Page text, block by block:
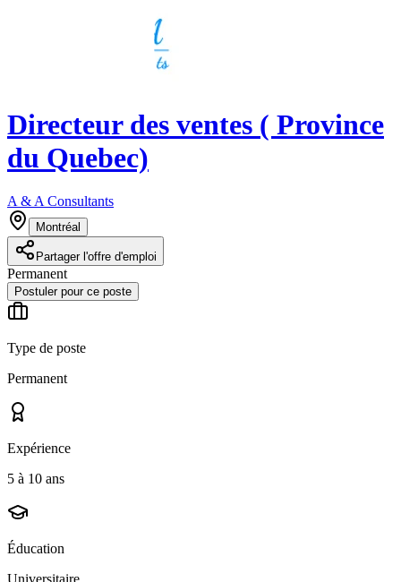
Directeur des ventes ( Province
du Quebec)
A & A Consultants
Montréal
Partager l'offre d'emploi
Permanent
Postuler pour ce poste
Type de poste
Permanent
Expérience
5 à 10 ans
Éducation
Universitaire